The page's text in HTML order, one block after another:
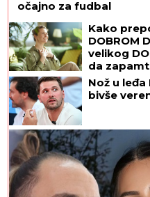
očajno za fudbal
Kako
DOBROM
velikog
da
Nož u
bivše